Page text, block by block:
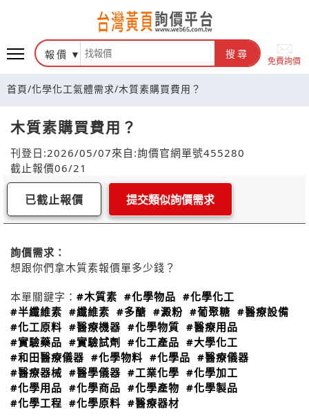
報價 搜尋
免費詢價
首頁/化學化工氣體需求/木質素購買費用？
木質素購買費用？
刊登日:2026/05/07來自:詢價官網單號455280
截止報價06/21
已截止報價 提交類似詢價需求
詢價需求：
想跟你們拿木質素報價單多少錢？
本單關鍵字： #木質素 #化學物品 #化學化工
#半纖維素 #纖維素 #多醣 #澱粉 #葡聚糖 #醫療設備
#化工原料 #醫療機器 #化學物質 #醫療用品
#實驗藥品 #實驗試劑 #化工產品 #大學化工
#和田醫療儀器 #化學物料 #化學品 #醫療儀器
#醫療器械 #醫學儀器 #工業化學 #化學加工
#化學用品 #化學商品 #化學產物 #化學製品
#化學工程 #化學原料 #醫療器材